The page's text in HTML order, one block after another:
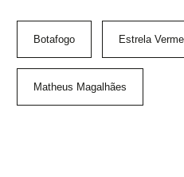
Botafogo Estrela
Matheus Magalhães